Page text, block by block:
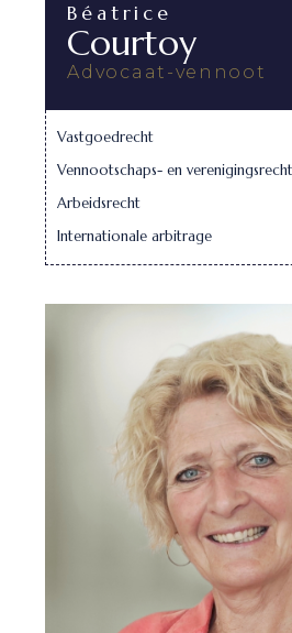
Béatrice
Courtoy
Advocaat-vennoot
Vastgoedrecht
Vennootschaps- en
Arbeidsrecht
Internationale arbitrage